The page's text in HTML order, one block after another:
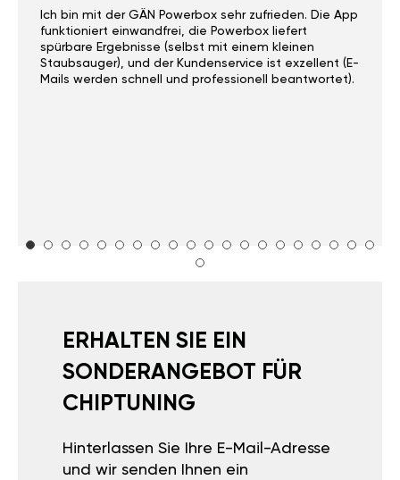
funktioniert einwandfrei, die Powerbox liefert
spürbare Ergebnisse (selbst mit einem kleinen
Staubsauger), und der Kundenservice ist exzellent (E-
Mails werden schnell und professionell beantwortet).
SONDERANGEBOT FÜR
und wir senden Ihnen ein
persönliches Angebot